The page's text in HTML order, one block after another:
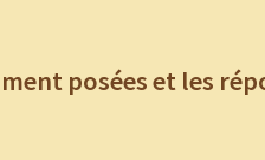
posées et les